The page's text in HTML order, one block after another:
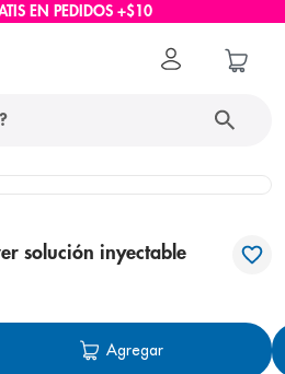
EN PEDIDOS +$10
solución inyectable
Agregar